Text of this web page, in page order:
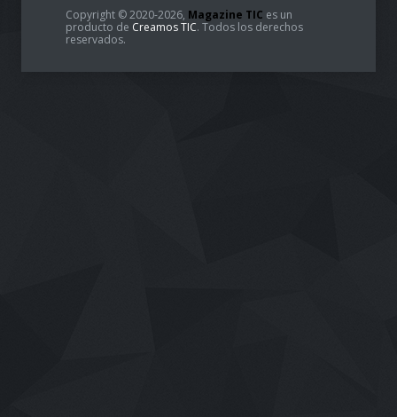
Copyright © 2020-2026, Magazine TIC es un
producto de Creamos TIC. Todos los derechos
reservados.